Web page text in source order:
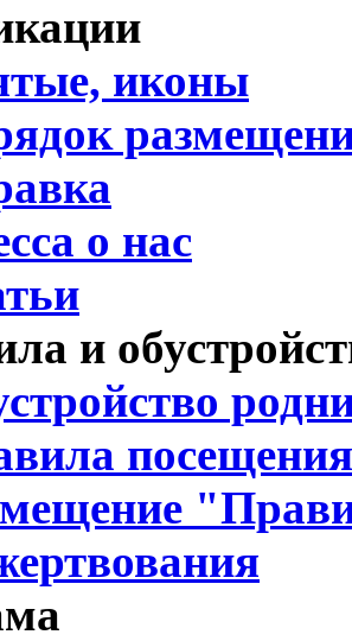
иконы
о нас
и